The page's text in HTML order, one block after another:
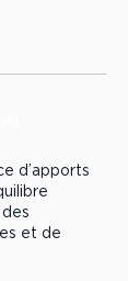
d’apports
et de